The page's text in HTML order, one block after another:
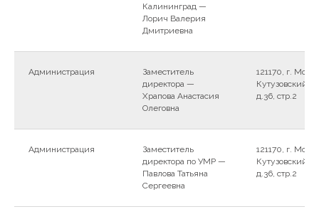
Калининград —
Лорич Валерия
Дмитриевна
Администрация
Заместитель
директора —
Храпова Анастасия
Олеговна
121170, г.
Кутузовский
д.36, стр.2
Администрация
Заместитель
директора по УМР —
Павлова Татьяна
Сергеевна
121170, г.
Кутузовский
д.36, стр.2